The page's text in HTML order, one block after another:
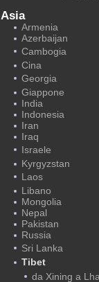
Asia
Armenia
Azerbaijan
Cambogia
Cina
Georgia
Giappone
India
Indonesia
Iran
Iraq
Israele
Kyrgyzstan
Laos
Libano
Mongolia
Nepal
Pakistan
Russia
Sri Lanka
Tibet
da Xining a